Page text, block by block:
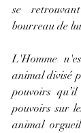
se
bourreau de
L'Homme
animal divisé
pouvoirs
pouvoirs sur
animal